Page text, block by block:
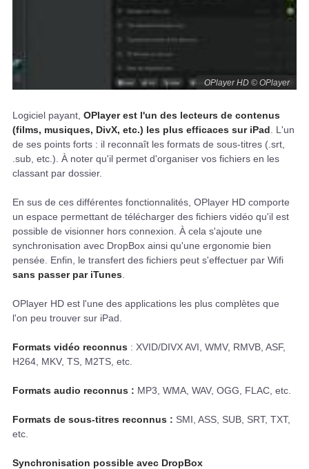
OPlayer HD © OPlayer
Logiciel payant, OPlayer est l'un des lecteurs de contenus
(films, musiques, DivX, etc.) les plus efficaces sur iPad . L'un
de ses points forts : il reconnaît les formats de sous-titres (.srt,
.sub, etc.). À noter qu'il permet d'organiser vos fichiers en les
classant par dossier.
En sus de ces différentes fonctionnalités, OPlayer HD comporte
un espace permettant de télécharger des fichiers vidéo qu'il est
possible de visionner hors connexion. À cela s'ajoute une
synchronisation avec DropBox ainsi qu'une ergonomie bien
pensée. Enfin, le transfert des fichiers peut s'effectuer par Wifi
sans passer par iTunes
OPlayer HD est l'une des applications les plus complètes que
l'on peu trouver sur iPad.
Formats vidéo reconnus : XVID/DIVX AVI, WMV, RMVB, ASF,
H264, MKV, TS, M2TS, etc.
Formats audio reconnus : MP3, WMA, WAV, OGG, FLAC, etc.
Formats de sous-titres reconnus : SMI, ASS, SUB, SRT, TXT,
etc.
Synchronisation possible avec DropBox